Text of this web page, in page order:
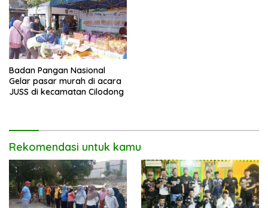
Badan Pangan Nasional
Gelar pasar murah di acara
JUSS di kecamatan Cilodong
Rekomendasi untuk kamu